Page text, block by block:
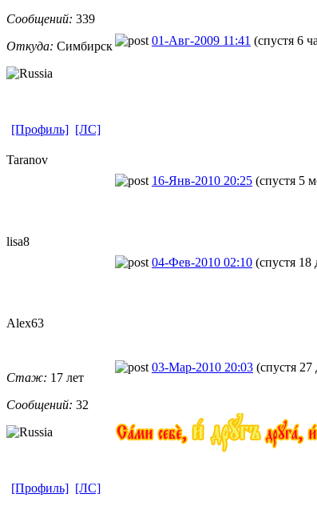
Сообщений: 339
Откуда: Симбирск 01-Авг-2009 11:41 (спустя 6
[Профиль] [ЛС]
Taranov
16-Янв-2010 20:25 (спустя 5
lisa8
04-Фев-2010 02:10 (спустя 18
Alex63
Стаж: 17 лет
Сообщений: 32
03-Мар-2010 20:03 (спустя 27
[Профиль] [ЛС]